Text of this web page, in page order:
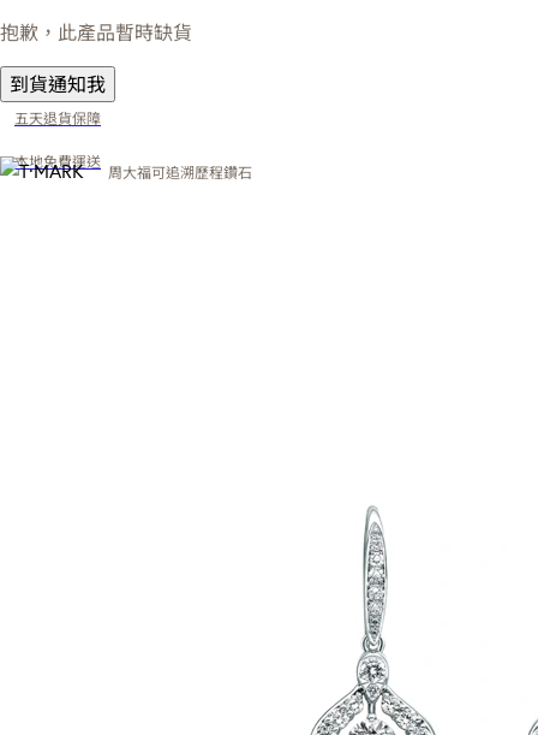
抱歉，此產品暫時缺貨
到貨通知我
五天退貨保障
本地免費運送
周大福可追溯歷程鑽石